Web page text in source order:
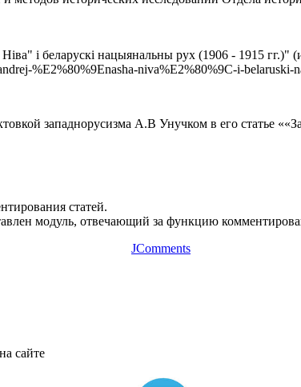
і беларускі нацыянальны рух (1906 ‑ 1915
%E2%80%9Enasha-niva%E2%80%9C-i-
западнорусизма А.В Унучком в его статье
статей.
модуль, отвечающий за функцию
JComments
сайте